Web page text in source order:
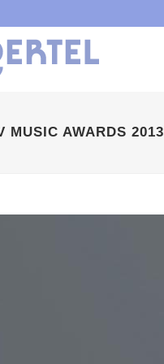
MUSIC AWARDS 2013